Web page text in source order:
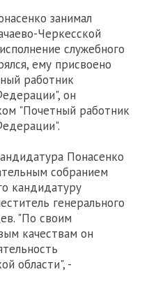
занимал
Черкесской
служебного
ему присвоено
работник
он
"Почетный работник
Понасенко
собранием
кандидатуру
генерального
"По своим
качествам он
области", -